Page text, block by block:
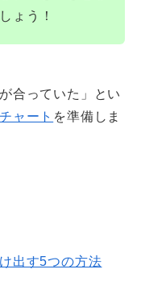
ょう！
合っていた」とい
ャート を準備しま
出す5つの方法